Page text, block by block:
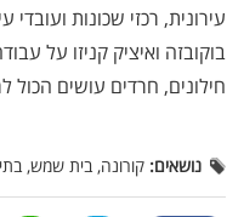
עירונית, רכזי שכונות
בוקובזה ואיציק קניזו על
חילונים, חרדים עושים
נושאים: קורונה, בית שמש,